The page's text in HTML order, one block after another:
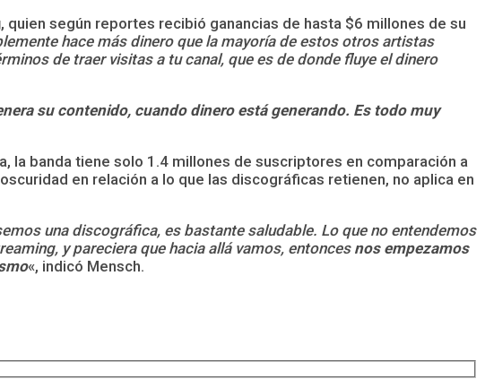
, quien según reportes recibió ganancias de hasta $6 millones de su
hace más dinero que la mayoría de estos otros artistas
de traer visitas a tu canal, que es de donde fluye el dinero
su contenido, cuando dinero está generando. Es todo muy
la banda tiene solo 1.4 millones de suscriptores en comparación a
en relación a lo que las discográficas retienen, no aplica en
una discográfica, es bastante saludable. Lo que no entendemos
y pareciera que hacia allá vamos, entonces nos empezamos
«, indicó Mensch.